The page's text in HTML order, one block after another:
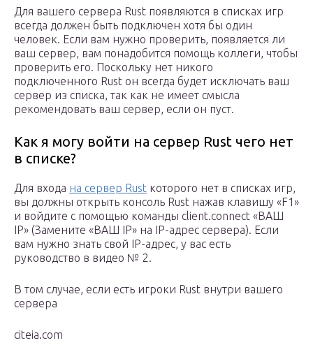
Для вашего сервера Rust появляются в списках игр
всегда должен быть подключен хотя бы один
человек. Если вам нужно проверить, появляется ли
ваш сервер, вам понадобится помощь коллеги, чтобы
проверить его. Поскольку нет никого
подключенного Rust он всегда будет исключать ваш
сервер из списка, так как не имеет смысла
рекомендовать ваш сервер, если он пуст.
Как я могу войти на сервер Rust чего нет
в списке?
Для входа на сервер Rust которого нет в списках игр,
вы должны открыть консоль Rust нажав клавишу «F1»
и войдите с помощью команды client.connect «ВАШ
IP» (Замените «ВАШ IP» на IP-адрес сервера). Если
вам нужно знать свой IP-адрес, у вас есть
руководство в видео № 2.
В том случае, если есть игроки Rust внутри вашего
сервера
citeia.com